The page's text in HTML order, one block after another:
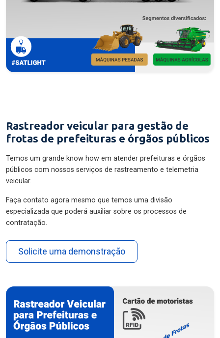
Rastreador veicular para gestão de
frotas de prefeituras e órgãos públicos
Temos um grande know how em atender prefeituras e órgãos
públicos com nossos serviços de rastreamento e telemetria
veicular.
Faça contato agora mesmo que temos uma divisão
especializada que poderá auxiliar sobre os processos de
contratação.
Solicite uma demonstração